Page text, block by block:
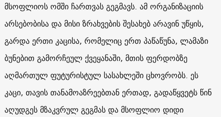
მსოფლიოს ომში ჩართვას გეგმავს. ამ ორგანიზაციის
არსებობისა და მისი ზრახვების შესახებ არავინ უწყის,
გარდა ერთი კაცისა, რომელიც ერთ პაწაწუნა, ლამაზი
ბუნებით გამორჩეულ ქვეყანაში, მთის ფერდობზე
აღმართულ ფუტურისტულ სასახლეში ცხოვრობს. ეს
კაცი, თავის თანამოაზრეებთან ერთად, გადაწყვეტს წინ
აღუდგეს მზაკვრულ გეგმას და მსოფლიო დიდი